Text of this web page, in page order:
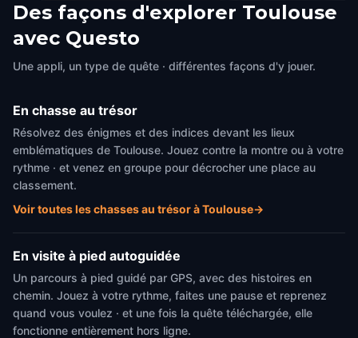
Notre-Dame du Taur
Toulouse , France
Place du Capitole
Des façons d'explorer Toulouse
avec Questo
Une appli, un type de quête · différentes façons d'y jouer.
En chasse au trésor
Résolvez des énigmes et des indices devant les lieux
emblématiques de Toulouse. Jouez contre la montre ou à votre
rythme · et venez en groupe pour décrocher une place au
classement.
Voir toutes les chasses au trésor à Toulouse→
En visite à pied autoguidée
Un parcours à pied guidé par GPS, avec des histoires en
chemin. Jouez à votre rythme, faites une pause et reprenez
quand vous voulez · et une fois la quête téléchargée, elle
fonctionne entièrement hors ligne.